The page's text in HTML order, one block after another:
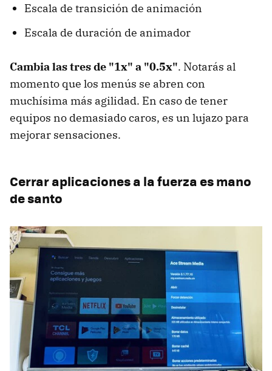
Escala de transición de animación
Escala de duración de animador
Cambia las tres de "1x" a "0.5x". Notarás al
momento que los menús se abren con
muchísima más agilidad. En caso de tener
equipos no demasiado caros, es un lujazo para
mejorar sensaciones.
Cerrar aplicaciones a la fuerza es mano
de santo